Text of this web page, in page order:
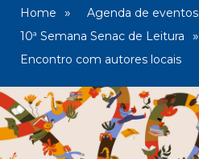
Home Agenda de eventos
10ª Semana Senac de Leitura
Encontro com autores locais